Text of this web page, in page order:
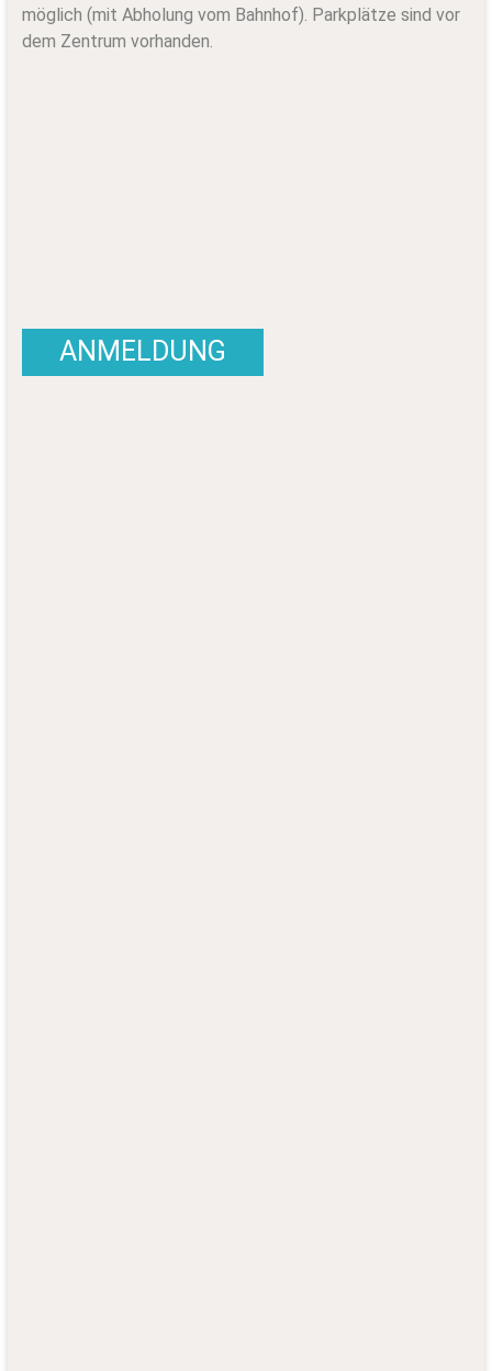
möglich (mit Abholung vom Bahnhof). Parkplätze sind vor
dem Zentrum vorhanden.
ANMELDUNG